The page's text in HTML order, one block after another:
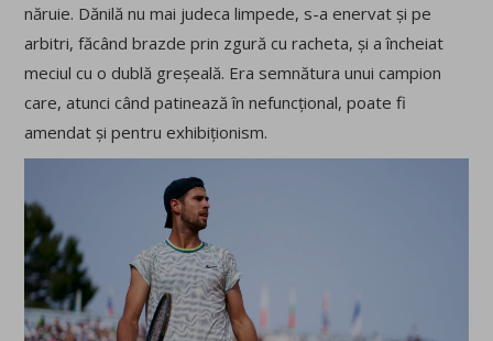
năruie. Dănilă nu mai judeca limpede, s-a enervat și pe
arbitri, făcând brazde prin zgură cu racheta, și a încheiat
meciul cu o dublă greșeală. Era semnătura unui campion
care, atunci când patinează în nefuncțional, poate fi
amendat și pentru exhibiționism.